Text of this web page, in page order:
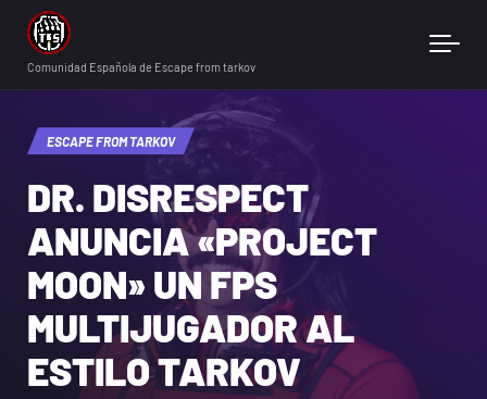
Skip to main content
Comunidad Española de Escape from tarkov
ESCAPE FROM TARKOV
DR. DISRESPECT
ANUNCIA «PROJECT
MOON» UN FPS
MULTIJUGADOR AL
ESTILO TARKOV